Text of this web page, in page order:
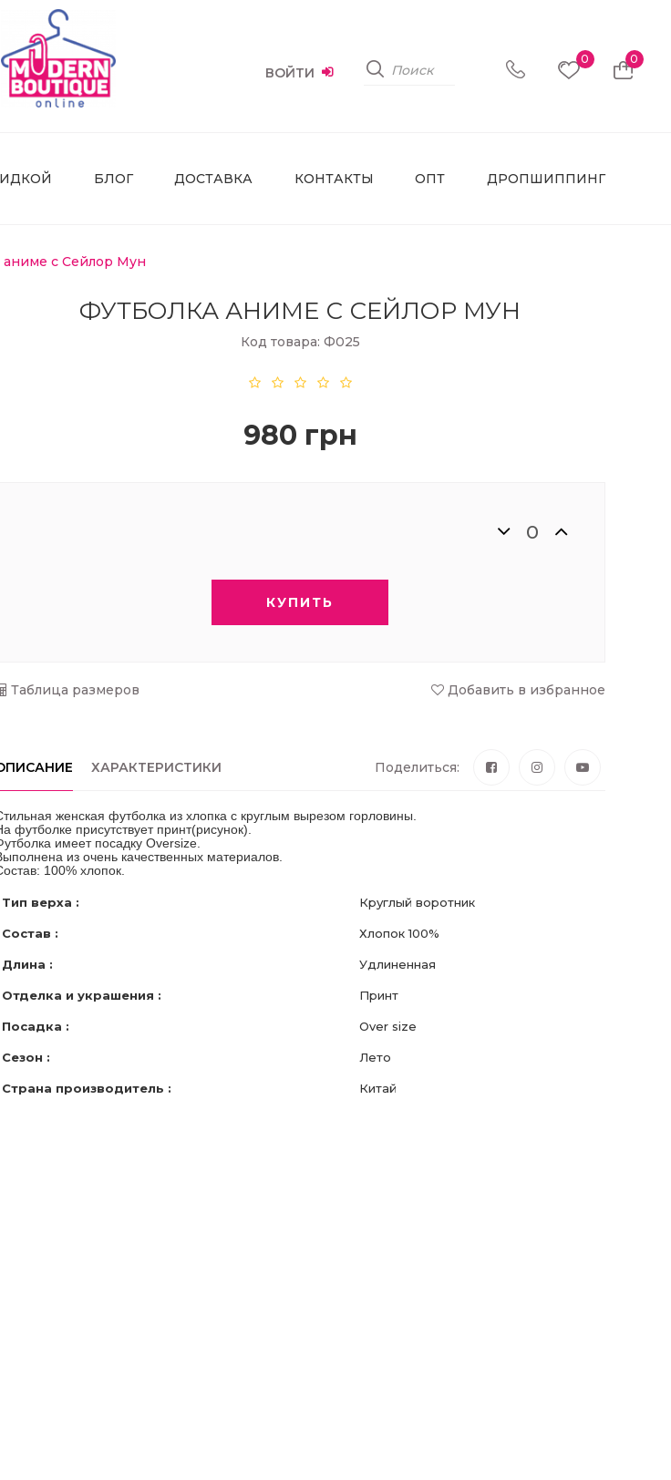
ВОЙТИ
0 0
БЛОГ ДОСТАВКА КОНТАКТЫ ОПТ ДРОПШИППИНГ
аниме с Сейлор Мун
ФУТБОЛКА АНИМЕ С СЕЙЛОР МУН
Код товара: Ф025
980 грн
КУПИТЬ
Таблица размеров Добавить в избранное
ХАРАКТЕРИСТИКИ Поделиться:
женская футболка из хлопка с круглым вырезом горловины.
футболке присутствует принт(рисунок).
имеет посадку Oversize.
из очень качественных материалов.
100% хлопок.
Тип верха : Круглый воротник
Состав : Хлопок 100%
Длина : Удлиненная
Отделка и украшения : Принт
Посадка : Over size
Сезон : Лето
Страна производитель : Китай